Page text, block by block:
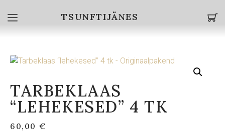
TSUNFTIJÄNES
TARBEKLAAS
“LEHEKESED” 4 TK
60,00 €